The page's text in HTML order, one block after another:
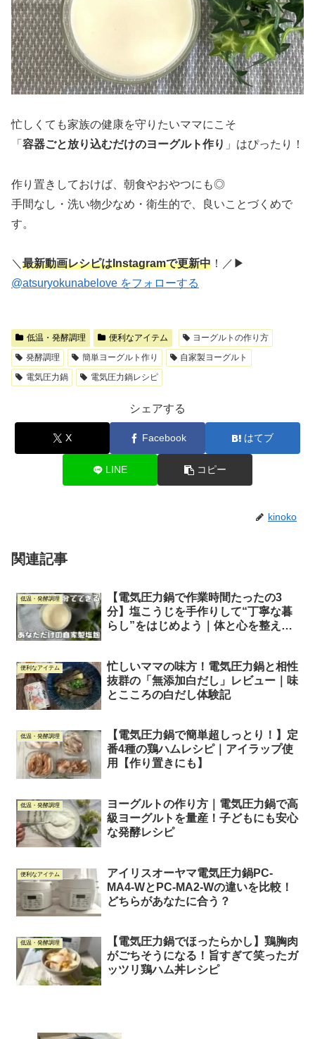
忙しくても家族の健康を守りたいママにこそ
「 容器ごと放り込むだけのヨーグルト作り 」はぴったり！
作り置きしておけば、朝食やおやつにも◎
手間なし・洗い物少なめ・衛生的で、良いことづくめで
す。
＼ 最新動画レシピはInstagramで更新中 ！／▶︎
@atsuryokunabelove をフォローする
低温・発酵調理 便利なアイテム
ヨーグルトの作り方
発酵調理
簡単ヨーグルト作り
自家製ヨーグルト
電気圧力鍋
電気圧力鍋レシピ
シェアする
X Facebook はてブ
LINE コピー
kinoko
関連記事
低温・発酵調理
【電気圧力鍋で作業時間たったの3
分】塩こうじを手作りして“丁寧な暮
らし”をはじめよう｜体と心を整える
便利なアイテム
忙しいママの味方！電気圧力鍋と相性
抜群の「無添加白だし」レビュー｜味
とこころの白だし体験記
低温・発酵調理
【電気圧力鍋で簡単超しっとり！】定
番4種の鶏ハムレシピ｜アイラップ使
用【作り置きにも】
低温・発酵調理
ヨーグルトの作り方｜電気圧力鍋で高
級ヨーグルトを量産！子どもにも安心
な発酵レシピ
便利なアイテム
アイリスオーヤマ電気圧力鍋PC-
MA4-WとPC-MA2-Wの違いを比較！
どちらがあなたに合う？
低温・発酵調理
【電気圧力鍋でほったらかし】鶏胸肉
がごちそうになる！旨すぎて笑ったガ
ッツリ鶏ハム丼レシピ